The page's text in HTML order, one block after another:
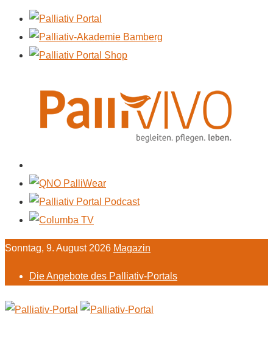
Sonntag, 9. August 2026 Magazin
Die Angebote des Palliativ-Portals